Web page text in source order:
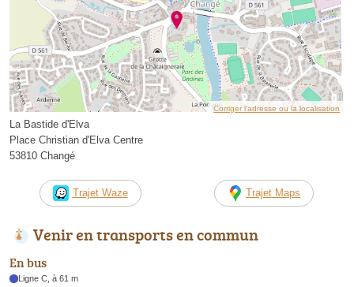
Corriger l’adresse ou la localisation
La Bastide d'Elva
Place Christian d'Elva Centre
53810 Changé
Trajet Waze Trajet Maps
Venir en transports en commun
En bus
Ligne C, à 61 m